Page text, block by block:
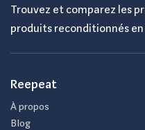
produire de nouveaux
sur les ressources
rares utilisés dans la
appareil reconditionné,
la planète.
Trouvez et comparez les
produits reconditionnés
Reepeat
À propos
Blog